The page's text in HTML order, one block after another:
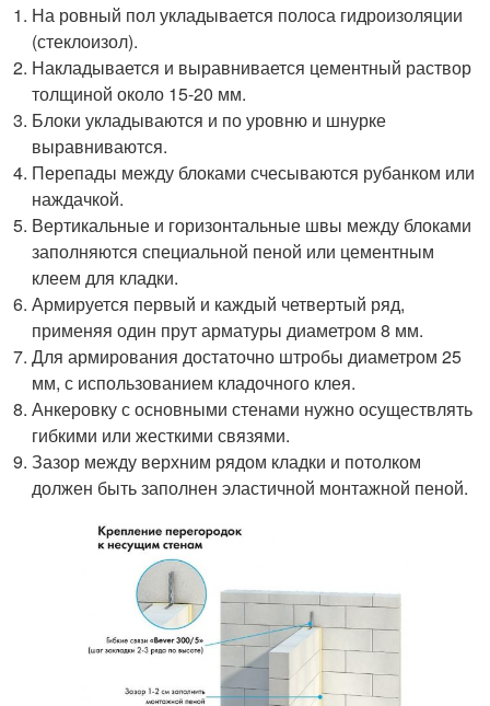
На ровный пол укладывается полоса гидроизоляции
(стеклоизол).
Накладывается и выравнивается цементный раствор
толщиной около 15-20 мм.
Блоки укладываются и по уровню и шнурке
выравниваются.
Перепады между блоками счесываются рубанком или
наждачкой.
Вертикальные и горизонтальные швы между блоками
заполняются специальной пеной или цементным
клеем для кладки.
Армируется первый и каждый четвертый ряд,
применяя один прут арматуры диаметром 8 мм.
Для армирования достаточно штробы диаметром 25
мм, с использованием кладочного клея.
Анкеровку с основными стенами нужно осуществлять
гибкими или жесткими связями.
Зазор между верхним рядом кладки и потолком
должен быть заполнен эластичной монтажной пеной.